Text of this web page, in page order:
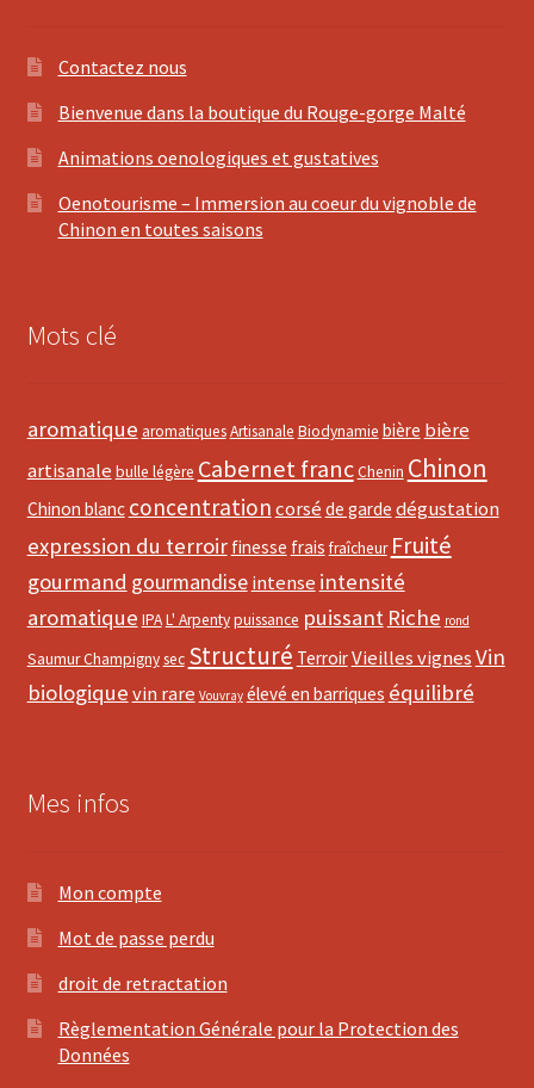
Contactez nous
Bienvenue dans la boutique du Rouge-gorge Malté
Animations oenologiques et gustatives
Oenotourisme – Immersion au coeur du vignoble de
Chinon en toutes saisons
Mots clé
aromatique aromatiquesArtisanale Biodynamie bière bière
artisanale bulle légère Cabernet francChenin Chinon
Chinon blanc concentrationcorsé de garde dégustation
expression du terroir finesse frais fraîcheur Fruité
gourmand gourmandise intense intensité
aromatique IPAL' Arpentypuissance puissant Riche rond
Saumur Champignysec Structuré TerroirVieilles vignesVin
biologiquevin rare Vouvray élevé en barriques équilibré
Mes infos
Mon compte
Mot de passe perdu
droit de retractation
Règlementation Générale pour la Protection des
Données